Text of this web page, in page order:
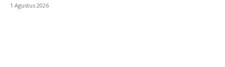
1 Agustus 2026